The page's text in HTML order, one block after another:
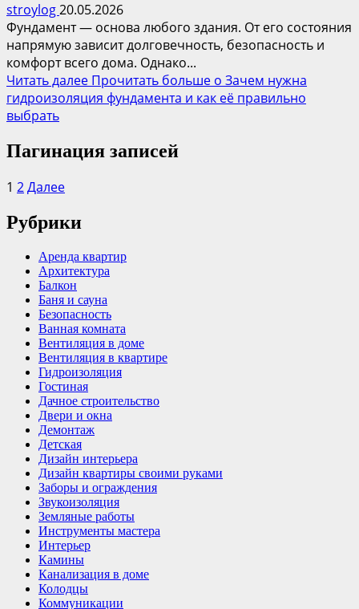
stroylog20.05.2026
Фундамент — основа любого здания. От его состояния
напрямую зависит долговечность, безопасность и
комфорт всего дома. Однако...
Читать далее Прочитать больше о Зачем нужна
гидроизоляция фундамента и как её правильно
выбрать
Пагинация записей
1 2Далее
Рубрики
Аренда квартир
Архитектура
Балкон
Баня и сауна
Безопасность
Ванная комната
Вентиляция в доме
Вентиляция в квартире
Гидроизоляция
Гостиная
Дачное строительство
Двери и окна
Демонтаж
Детская
Дизайн интерьера
Дизайн квартиры своими руками
Заборы и ограждения
Звукоизоляция
Земляные работы
Инструменты мастера
Интерьер
Камины
Канализация в доме
Колодцы
Коммуникации